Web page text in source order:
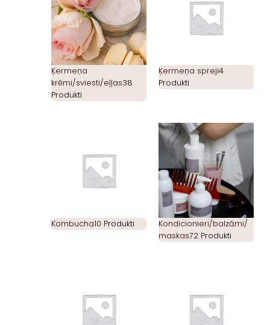
Ķermeņa
krēmi/sviesti/eļļas38
Produkti
Ķermeņa spreji4
Produkti
Kombucha10 Produkti
Kondicionieri/balzāmi/
maskas72 Produkti